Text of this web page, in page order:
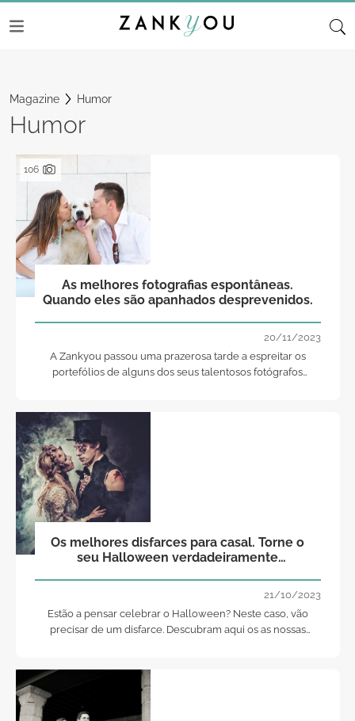
Magazine Humor
Humor
As melhores fotografias espontâneas.
Quando eles são apanhados desprevenidos.
20/11/2023
A Zankyou passou uma prazerosa tarde a espreitar os
portefólios de alguns dos seus talentosos fotógrafos
106
Os melhores disfarces para casal. Torne o
seu Halloween verdadeiramente
21/10/2023
Estão a pensar celebrar o Halloween? Neste caso, vão
precisar de um disfarce. Descubram aqui os as nossas
menos divertem-se!